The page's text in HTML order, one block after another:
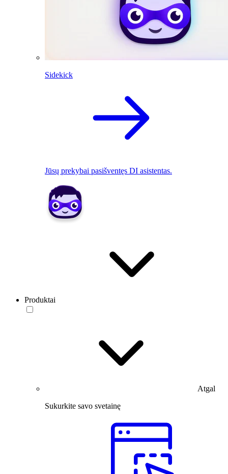
Sidekick
Jūsų prekybai pasišventęs DI asistentas.
Produktai
Atgal
Sukurkite savo svetainę